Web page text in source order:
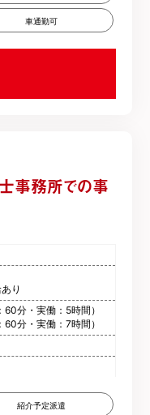
車通勤可
事務所での事
り
分・実働：5時間）
分・実働：7時間）
紹介予定派遣